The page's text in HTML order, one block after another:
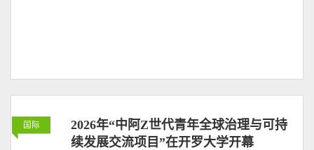
国际
2026年“中阿Z世代青年全球治理与可持
续发展交流项目”在开罗大学开幕